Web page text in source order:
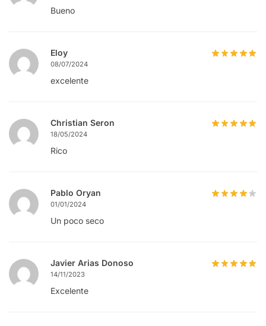
Bueno
Eloy
08/07/2024
excelente
Christian Seron
18/05/2024
Rico
Pablo Oryan
01/01/2024
Un poco seco
Javier Arias Donoso
14/11/2023
Excelente